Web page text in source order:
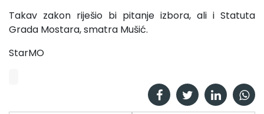
Takav zakon riješio bi pitanje izbora, ali i Statuta
Grada Mostara, smatra Mušić.
StarMO